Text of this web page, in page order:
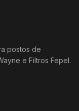
postos de
e Filtros Fepel.